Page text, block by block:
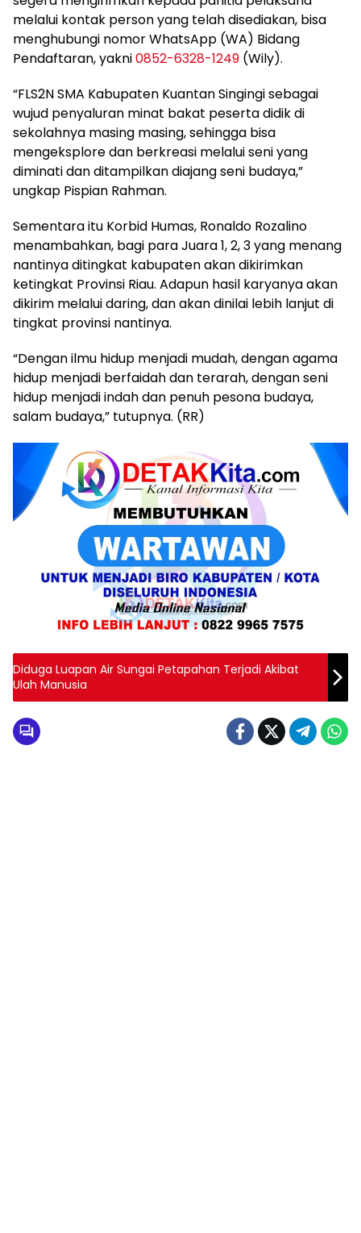
melalui kontak person yang telah disediakan, bisa
menghubungi nomor WhatsApp (WA) Bidang
Pendaftaran, yakni0852-6328-1249 (Wily).
“FLS2N SMA Kabupaten Kuantan Singingi sebagai
wujud penyaluran minat bakat peserta didik di
sekolahnya masing masing, sehingga bisa
mengeksplore dan berkreasi melalui seni yang
diminati dan ditampilkan diajang seni budaya,”
ungkap Pispian Rahman.
Sementara itu Korbid Humas, Ronaldo Rozalino
menambahkan, bagi para Juara 1, 2, 3 yang menang
nantinya ditingkat kabupaten akan dikirimkan
ketingkat Provinsi Riau. Adapun hasil karyanya akan
dikirim melalui daring, dan akan dinilai lebih lanjut di
tingkat provinsi nantinya.
“Dengan ilmu hidup menjadi mudah, dengan agama
hidup menjadi berfaidah dan terarah, dengan seni
hidup menjadi indah dan penuh pesona budaya,
salam budaya,” tutupnya. (RR)
Diduga Luapan Air Sungai Petapahan Terjadi Akibat
Ulah Manusia